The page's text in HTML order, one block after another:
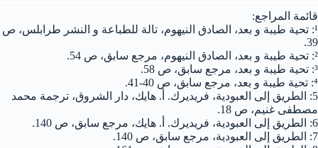
قائمة المراجع:
¹: تحية طيبة و بعد، الصادق النيهوم، تالة للطباعة و النشر طرابلس، ص
39.
²: تحية طيبة و بعد، الصادق النيهوم، مرجع سابق، ص 54.
³: تحية طيبة و بعد، مرجع سابق، ص 58.
⁴: تحية طيبة و بعد، مرجع سابق، ص 40-41.
5: الطريق إلى العبودية، فريديرك. أ. هايك، دار الشروق، ترجمة محمد
مصطفى غنيم، ص 18.
6: الطريق إلى العبودية، فريديرك. أ. هايك، مرجع سابق، ص 140.
7: الطريق إلى العبودية، مرجع سابق، ص 140.